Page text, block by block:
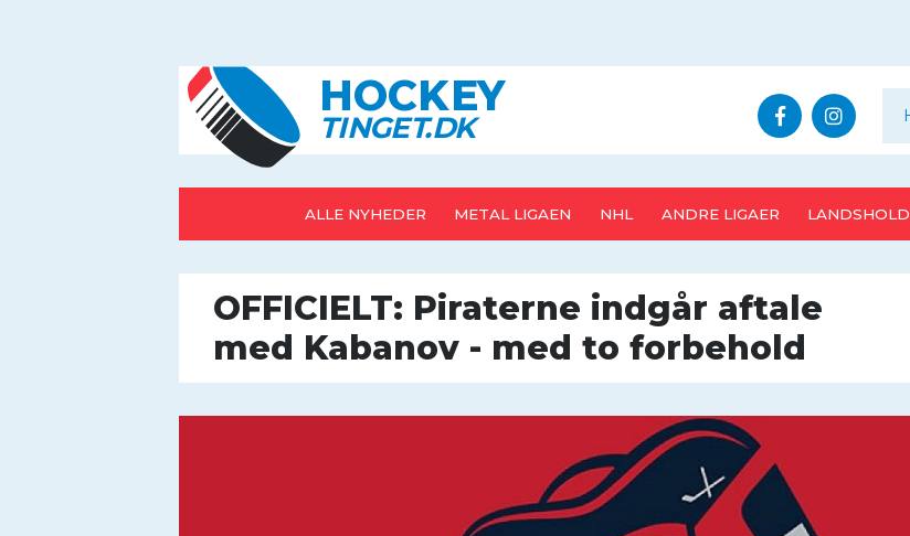
HOCKEY
TINGET.DK
ALLE NYHEDER METAL LIGAEN NHL ANDRE LIGAER LANDSHOLD
OFFICIELT: Piraterne indgår aftale
med Kabanov - med to forbehold